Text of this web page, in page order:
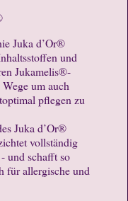
Juka d’Or®
und
Jukamelis®-
um auch
pflegen zu
Juka d’Or®
vollständig
und schafft so
für allergische und